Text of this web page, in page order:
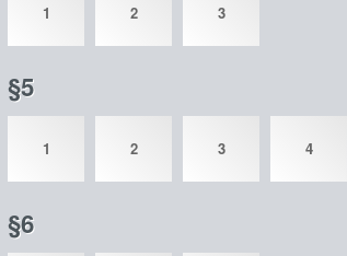
1 2 3
§5
1 2 3 4
§6